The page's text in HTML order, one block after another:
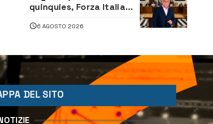
quinquies, Forza Italia
«La proposta è nostra»
6 AGOSTO 2026
DEL SITO